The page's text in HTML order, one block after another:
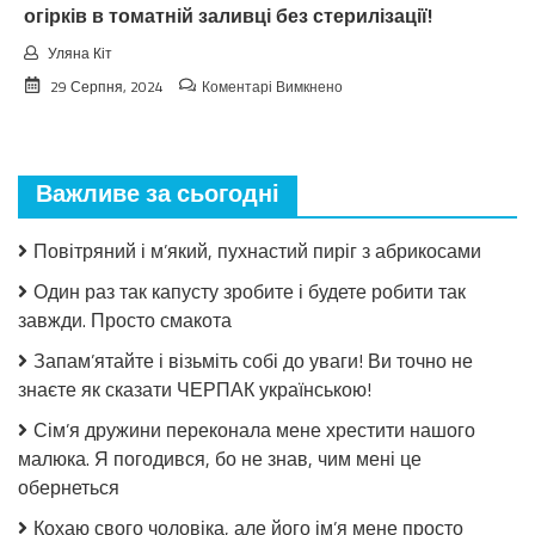
огірків в томатній заливці без стерилізації!
Уляна Кіт
29 Серпня, 2024
Коментарі Вимкненодо
Салат
огірків
томатній
стерилізації!
Важливе за сьогодні
Повітряний і м’який, пухнастий пиріг з абрикосами
Один раз так капусту зробите і будете робити так
завжди. Просто смакота
Запам’ятайте і візьміть собі до уваги! Ви точно не
знаєте як сказати ЧЕРПАК українською!
Сім’я дружини переконала мене хрестити нашого
малюка. Я погодився, бо не знав, чим мені це
обернеться
Кохаю свого чоловіка, але його ім’я мене просто